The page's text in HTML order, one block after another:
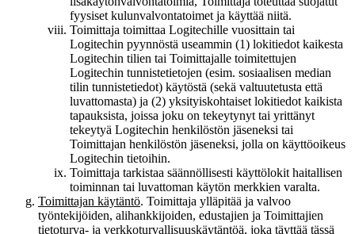
fyysiset kulunvalvontatoimet ja käyttää niitä.
Toimittaja toimittaa Logitechille vuosittain tai
Logitechin pyynnöstä useammin (1) lokitiedot kaikesta
Logitechin tilien tai Toimittajalle toimitettujen
Logitechin tunnistetietojen (esim. sosiaalisen median
tilin tunnistetiedot) käytöstä (sekä valtuutetusta että
luvattomasta) ja (2) yksityiskohtaiset lokitiedot kaikista
tapauksista, joissa joku on tekeytynyt tai yrittänyt
tekeytyä Logitechin henkilöstön jäseneksi tai
Toimittajan henkilöstön jäseneksi, jolla on käyttöoikeus
Logitechin tietoihin.
Toimittaja tarkistaa säännöllisesti käyttölokit haitallisen
toiminnan tai luvattoman käytön merkkien varalta.
Toimittajan käytäntö. Toimittaja ylläpitää ja valvoo
työntekijöiden, alihankkijoiden, edustajien ja Toimittajien
tietoturva- ja verkkoturvallisuuskäytäntöä, joka täyttää tässä